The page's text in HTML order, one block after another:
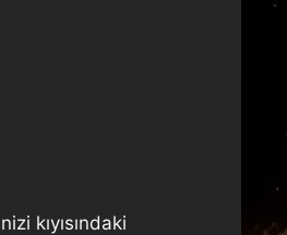
kıyısındaki